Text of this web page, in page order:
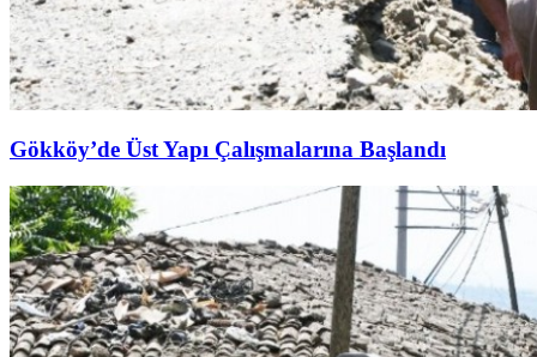
Gökköy’de Üst Yapı Çalışmalarına Başlandı